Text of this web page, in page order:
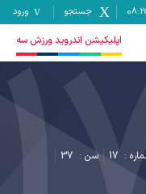
جستجو ورود
اپلیکیشن اندروید ورزش سه
:
17 سن : 37